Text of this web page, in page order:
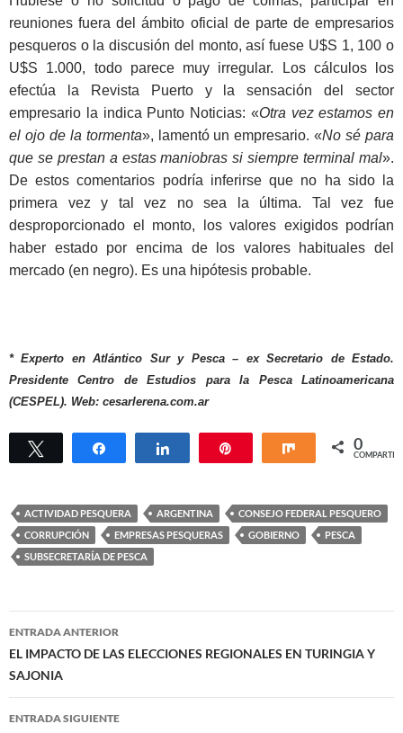
reuniones fuera del ámbito oficial de parte de empresarios
pesqueros o la discusión del monto, así fuese U$S 1, 100 o
U$S 1.000, todo parece muy irregular. Los cálculos los
efectúa la Revista Puerto y la sensación del sector
empresario la indica Punto Noticias: «Otra vez estamos en
el ojo de la tormenta», lamentó un empresario. «No sé para
que se prestan a estas maniobras si siempre terminal mal».
De estos comentarios podría inferirse que no ha sido la
primera vez y tal vez no sea la última. Tal vez fue
desproporcionado el monto, los valores exigidos podrían
haber estado por encima de los valores habituales del
mercado (en negro). Es una hipótesis probable.
* Experto en Atlántico Sur y Pesca – ex Secretario de Estado.
Presidente Centro de Estudios para la Pesca Latinoamericana
(CESPEL). Web: cesarlerena.com.ar
Twittear Compartir Compartir Compartir
0
COMPARTIR
ACTIVIDAD PESQUERA ARGENTINA
CONSEJO FEDERAL PESQUERO
CORRUPCIÓN
EMPRESAS PESQUERAS GOBIERNO
PESCA
SUBSECRETARÍA DE PESCA
Navegación
de
entradas
ENTRADA ANTERIOR
EL IMPACTO DE LAS ELECCIONES REGIONALES EN TURINGIA Y
SAJONIA
ENTRADA SIGUIENTE